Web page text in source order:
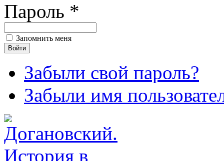
Пароль *
Запомнить меня
Забыли свой пароль?
Забыли имя